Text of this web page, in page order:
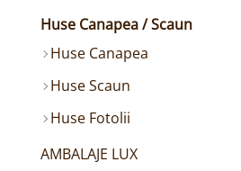
Huse Canapea / Scaun
Huse Canapea
Huse Scaun
Huse Fotolii
AMBALAJE LUX